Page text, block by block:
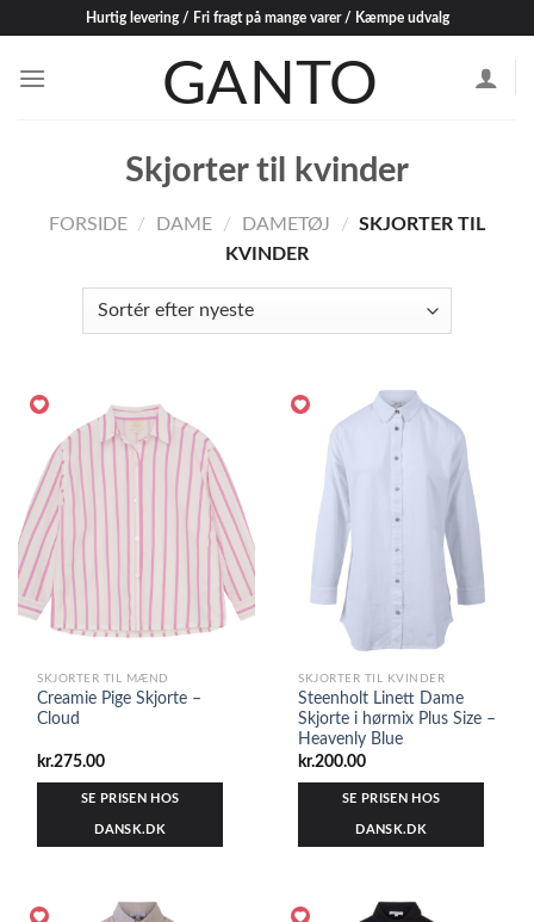
content
Hurtig levering / Fri fragt på mange varer / Kæmpe udvalg
Skjorter til kvinder
FORSIDE / DAME / DAMETØJ / SKJORTER TIL
KVINDER
SKJORTER TIL MÆND
Creamie Pige Skjorte –
Cloud
kr.275.00
SE PRISEN HOS
DANSK.DK
SKJORTER TIL KVINDER
Steenholt Linett Dame
Skjorte i hørmix Plus Size –
Heavenly Blue
kr.200.00
SE PRISEN HOS
DANSK.DK